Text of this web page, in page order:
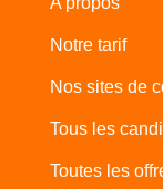
Notre tarif
Nos sites de
Tous les
Toutes les